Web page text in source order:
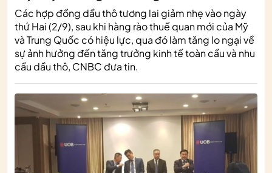
Các hợp đồng dầu thô tương lai giảm nhẹ vào ngày
thứ Hai (2/9), sau khi hàng rào thuế quan mới của Mỹ
và Trung Quốc có hiệu lực, qua đó làm tăng lo ngại về
sự ảnh hưởng đến tăng trưởng kinh tế toàn cầu và nhu
cầu dầu thô, CNBC đưa tin.